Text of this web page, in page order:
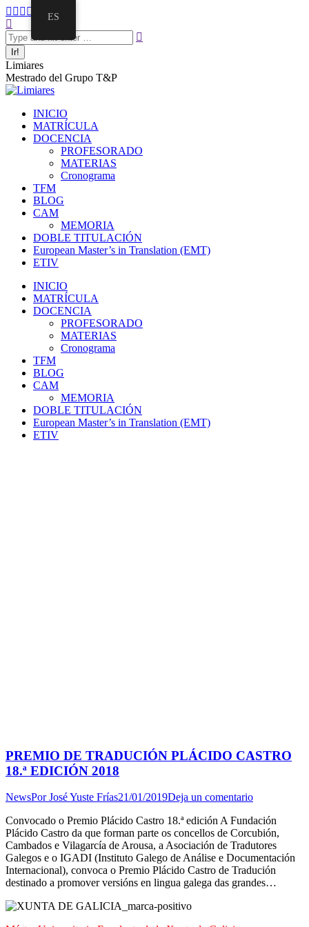
Saltar
al
contenido
Facebook
opens
in
new
window
Twitter
opens
in
new
window
Mail
opens
in
window
Instagram
page
in
window
Linkedin
page
in
window
Buscar:
Limiares
Mestrado del Grupo T&P
INICIO
MATRÍCULA
DOCENCIA
PROFESORADO
MATERIAS
Cronograma
TFM
BLOG
CAM
MEMORIA
DOBLE TITULACIÓN
European Master’s in Translation (EMT)
ETIV
INICIO
MATRÍCULA
DOCENCIA
PROFESORADO
MATERIAS
Cronograma
TFM
BLOG
CAM
MEMORIA
DOBLE TITULACIÓN
European Master’s in Translation (EMT)
ETIV
PREMIO DE TRADUCIÓN PLÁCIDO CASTRO
18.ª EDICIÓN 2018
NewsPorJosé Yuste Frías21/01/2019Deja un comentario
Convocado o Premio Plácido Castro 18.ª edición A Fundación
Plácido Castro da que forman parte os concellos de Corcubión,
Cambados e Vilagarcía de Arousa, a Asociación de Tradutores
Galegos e o IGADI (Instituto Galego de Análise e Documentación
Internacional), convoca o Premio Plácido Castro de Tradución
destinado a promover versións en lingua galega das grandes…
ES